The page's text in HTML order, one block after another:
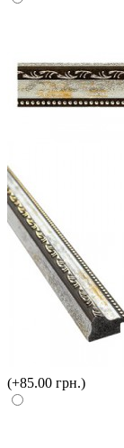
(+85.00 грн.)